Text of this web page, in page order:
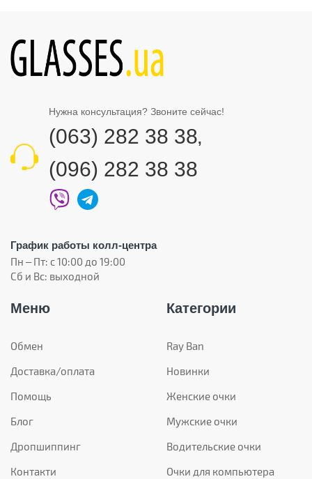
Нужна консультация? Звоните сейчас!
(063) 282 38 38,
(096) 282 38 38
График работы колл-центра
Пн – Пт: с 10:00 до 19:00
Сб и Вс: выходной
Меню
Обмен
Доставка/оплата
Помощь
Блог
Дропшиппинг
Контакти
Категории
Ray Ban
Новинки
Женские очки
Мужские очки
Водительские очки
Очки для компьютера